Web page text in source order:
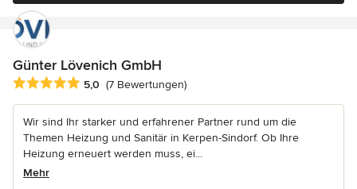
Günter Lövenich GmbH
Durchschnittliche Bewertung: 5 von 5 Sternen
5,0 (7 Bewertungen)
Wir sind Ihr starker und erfahrener Partner rund um die
Themen Heizung und Sanitär in Kerpen-Sindorf. Ob Ihre
Heizung erneuert werden muss, ei...
Mehr